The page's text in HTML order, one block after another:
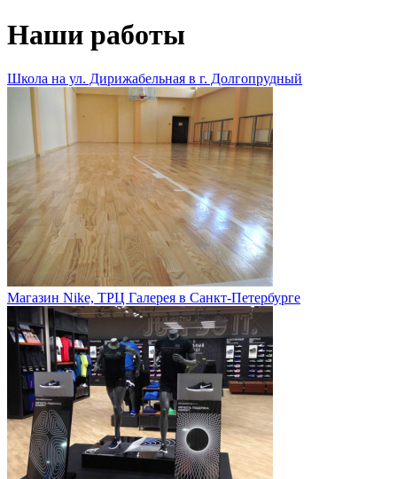
Наши работы
Школа на ул. Дирижабельная в г. Долгопрудный
Магазин Nike, ТРЦ Галерея в Санкт-Петербурге